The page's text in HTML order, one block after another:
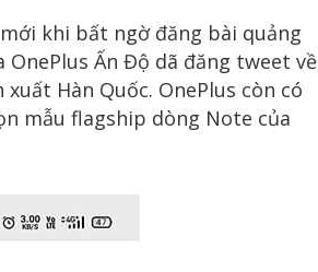
khi bất ngờ đăng bài quảng
Ấn Độ dã đăng tweet về
Hàn Quốc. OnePlus còn có
mẫu flagship dòng Note của